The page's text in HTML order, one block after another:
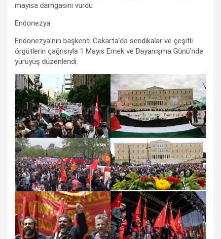
mayısa damgasını vurdu
Endonezya
Endonezya’nın başkenti Cakarta’da sendikalar ve çeşitli
örgütlerin çağrısıyla 1 Mayıs Emek ve Dayanışma Günü’nde
yürüyüş düzenlendi.